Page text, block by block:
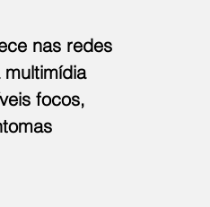
nas redes
focos,